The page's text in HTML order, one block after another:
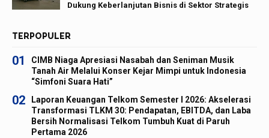
Dukung Keberlanjutan Bisnis di Sektor Strategis
TERPOPULER
01
CIMB Niaga Apresiasi Nasabah dan Seniman Musik
Tanah Air Melalui Konser Kejar Mimpi untuk Indonesia
“Simfoni Suara Hati”
02
Laporan Keuangan Telkom Semester I 2026: Akselerasi
Transformasi TLKM 30: Pendapatan, EBITDA, dan Laba
Bersih Normalisasi Telkom Tumbuh Kuat di Paruh
Pertama 2026